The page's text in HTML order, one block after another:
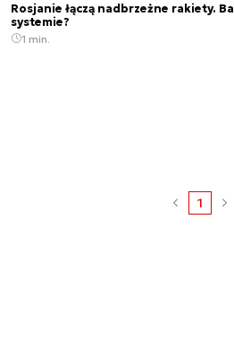
Rosjanie łączą nadbrzeżne rakiety.
systemie?
1 min.
1